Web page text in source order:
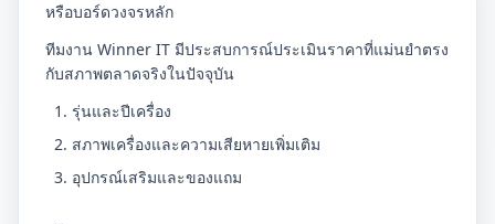
หรือบอร์ดวงจรหลัก
ทีมงาน Winner IT มีประสบการณ์ประเมินราคาที่แม่นยำตรง
กับสภาพตลาดจริงในปัจจุบัน
รุ่นและปีเครื่อง
สภาพเครื่องและความเสียหายเพิ่มเติม
อุปกรณ์เสริมและของแถม